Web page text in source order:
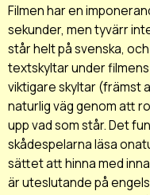
Filmen har en
sekunder, men tyvärr
står helt på svenska,
textskyltar under
viktigare skyltar (främst
naturlig väg genom att
upp vad som står. Det
skådespelarna läsa
sättet att hinna med
är uteslutande på